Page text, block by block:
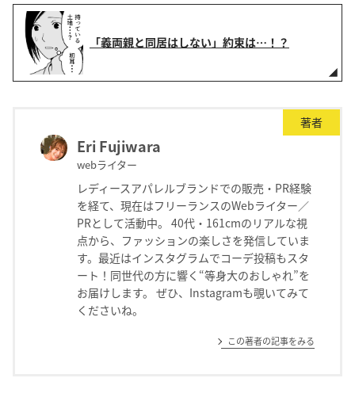
「義両親と同居はしない」約束は…！？
著者
Eri Fujiwara
webライター
レディースアパレルブランドでの販売・PR経験
を経て、現在はフリーランスのWebライター／
PRとして活動中。 40代・161cmのリアルな視
点から、ファッションの楽しさを発信していま
す。最近はインスタグラムでコーデ投稿もスタ
ート！同世代の方に響く“等身大のおしゃれ”を
お届けします。 ぜひ、Instagramも覗いてみて
くださいね。
この著者の記事をみる